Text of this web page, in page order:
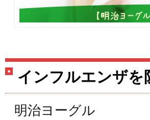
インフルエンザを
明治ヨーグル